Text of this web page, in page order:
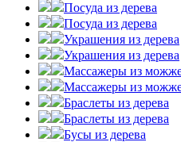
Посуда из дерева
Посуда из дерева
Украшения из дерева
Украшения из дерева
Массажеры из
Массажеры из
Браслеты из дерева
Браслеты из дерева
Бусы из дерева